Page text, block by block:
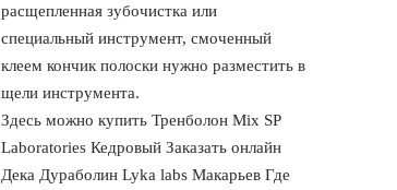
расщепленная зубочистка или
специальный инструмент, смоченный
клеем кончик полоски нужно разместить в
щели инструмента.
Здесь можно купить Тренболон Mix SP
Laboratories Кедровый Заказать онлайн
Дека Дураболин Lyka labs Макарьев Где